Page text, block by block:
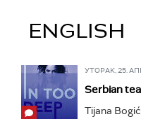
ENGLISH
УТОРАК, 25.
Serbian
Tijana